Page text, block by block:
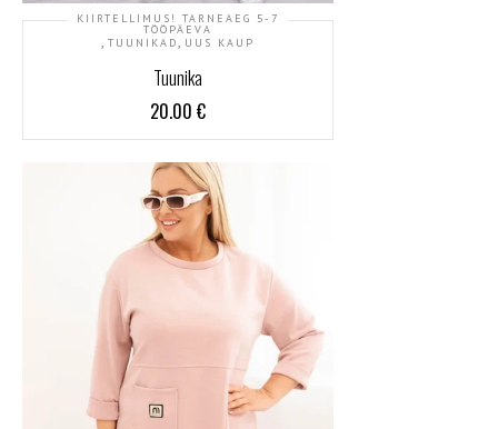
KIIRTELLIMUS! TARNEAEG 5-7
TÖÖPÄEVA
, TUUNIKAD, UUS KAUP
Tuunika
20.00 €